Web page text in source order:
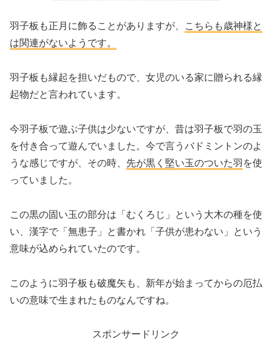
羽子板も正月に飾ることがありますが、
こちらも歳神様と
は関連がないようです。
羽子板も縁起を担いだもので、女児のいる家に贈られる縁
起物だと言われています。
今羽子板で遊ぶ子供は少ないですが、昔は羽子板で羽の玉
を付き合って遊んでいました。今で言うバドミントンのよ
うな感じですが、その時、 先が黒く堅い玉のついた羽 を使
っていました。
この黒の固い玉の部分は「むくろじ」という大木の種を使
い、漢字で「無患子」と書かれ「子供が患わない」という
意味が込められていたのです。
このように羽子板も破魔矢も、新年が始まってからの厄払
いの意味で生まれたものなんですね。
スポンサードリンク